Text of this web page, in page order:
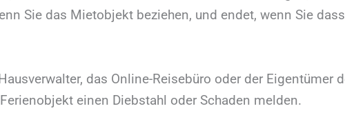
Sie das Mietobjekt beziehen, und endet, wenn Sie
das Online-Reisebüro oder der Eigentümer
einen Diebstahl oder Schaden melden.